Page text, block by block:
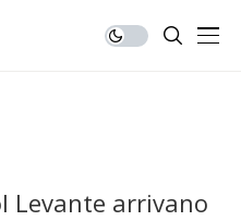
Levante arrivano